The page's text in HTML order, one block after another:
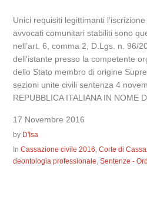
Unici requisiti legittimanti
avvocati comunitari stabiliti sono
nell’art. 6, comma 2, D.Lgs. n. 96/
dell’istante presso la competente
dello Stato membro di origine
sezioni unite civili sentenza 4
REPUBBLICA ITALIANA IN NOME
17 Novembre 2016
by D'Isa
InCassazione civile 2016,Corte di
deontologia professionale,Sentenze -